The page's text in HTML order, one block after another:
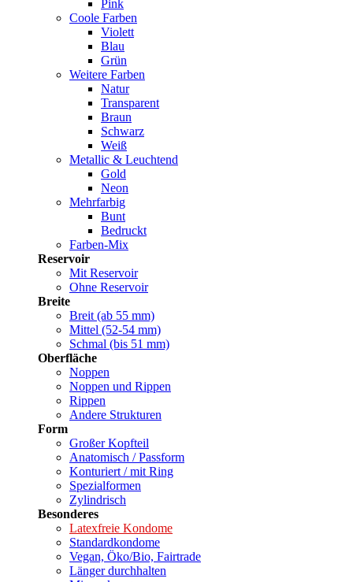
Pink
Coole Farben
Violett
Blau
Grün
Weitere Farben
Natur
Transparent
Braun
Schwarz
Weiß
Metallic & Leuchtend
Gold
Neon
Mehrfarbig
Bunt
Bedruckt
Farben-Mix
Reservoir
Mit Reservoir
Ohne Reservoir
Breite
Breit (ab 55 mm)
Mittel (52-54 mm)
Schmal (bis 51 mm)
Oberfläche
Noppen
Noppen und Rippen
Rippen
Andere Strukturen
Form
Großer Kopfteil
Anatomisch / Passform
Konturiert / mit Ring
Spezialformen
Zylindrisch
Besonderes
Latexfreie Kondome
Standardkondome
Vegan, Öko/Bio, Fairtrade
Länger durchhalten